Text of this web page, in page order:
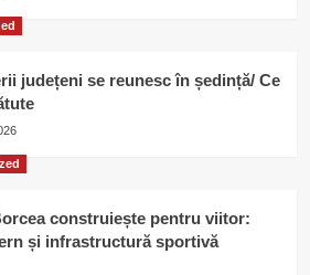
județeni se reunesc în ședință/ Ce
construiește pentru viitor:
și infrastructură sportivă